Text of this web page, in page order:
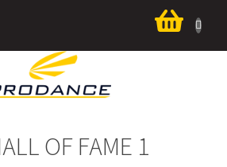
košík
OF FAME 1